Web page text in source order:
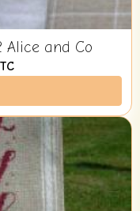
Alice and Co